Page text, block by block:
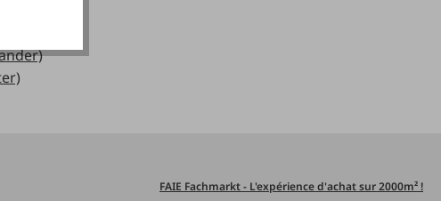
FAIE Fachmarkt - L'expérience d'achat sur 2000m² !